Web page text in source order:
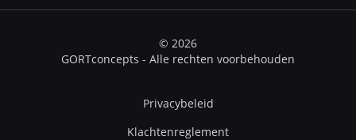
© 2026
GORTconcepts - Alle rechten voorbehouden
Privacybeleid
Klachtenreglement